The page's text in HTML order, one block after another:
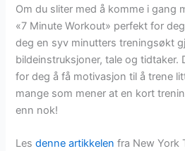
Om du sliter med å komme i gang
«7 Minute Workout» perfekt for
deg en syv minutters treningsøkt
bildeinstruksjoner, tale og tidtaker.
for deg å få motivasjon til å trene
mange som mener at en kort
enn nok!
Lesdenne artikkelen fra New York